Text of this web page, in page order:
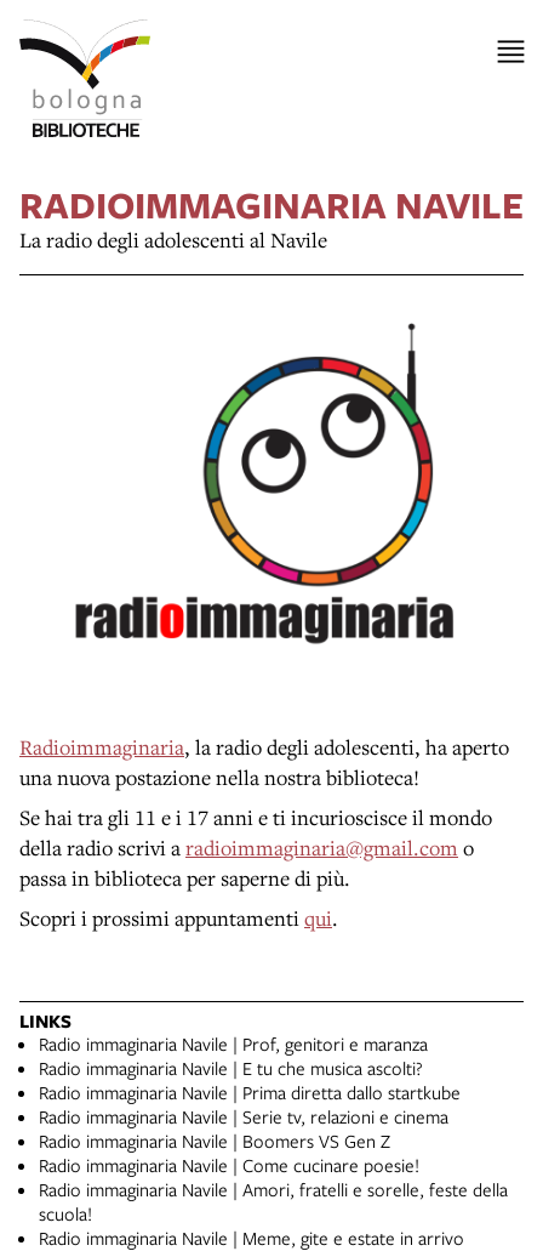
RADIOIMMAGINARIA NAVILE
La radio degli adolescenti al Navile
Radioimmaginaria, la radio degli adolescenti, ha aperto
una nuova postazione nella nostra biblioteca!
Se hai tra gli 11 e i 17 anni e ti incurioscisce il mondo
della radio scrivi aradioimmaginaria@gmail.com o
passa in biblioteca per saperne di più.
Scopri i prossimi appuntamentiqui.
LINKS
Radio immaginaria Navile | Prof, genitori e maranza
Radio immaginaria Navile | E tu che musica ascolti?
Radio immaginaria Navile | Prima diretta dallo startkube
Radio immaginaria Navile | Serie tv, relazioni e cinema
Radio immaginaria Navile | Boomers VS Gen Z
Radio immaginaria Navile | Come cucinare poesie!
Radio immaginaria Navile | Amori, fratelli e sorelle, feste della
scuola!
Radio immaginaria Navile | Meme, gite e estate in arrivo